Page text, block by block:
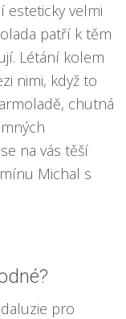
esteticky velmi
patří k těm
Létání kolem
nimi, když to
chutná
na vás těší
Michal s
pro